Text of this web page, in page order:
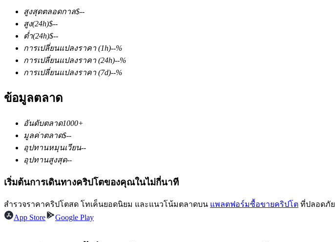
ฟิวเจอร์สสกุลเงินดิจิทัล
TradFi
อนุพันธ์ของหุ้น ฟอเร็กซ์ โลหะมีค่า และสินค้าโภคภัณฑ์
สูงสุดตลอดกาล$--
สูง(24h)$--
ต่ำ(24h)$--
การเปลี่ยนแปลงราคา (1h)--%
การเปลี่ยนแปลงราคา (24h)--%
การเปลี่ยนแปลงราคา (7d)--%
ข้อมูลตลาด
อันดับตลาด1000+
มูลค่าตลาด$--
อุปทานหมุนเวียน--
อุปทานสูงสุด--
เริ่มต้นการเดินทางคริปโตของคุณในไม่กี่นาที
สำรวจราคาคริปโตสด โทเค็นยอดนิยม และแนวโน้มตลาดบน แพลตฟอร์มซื้อขายคริปโต ที่ปลอดภัย
App Store
Google Play